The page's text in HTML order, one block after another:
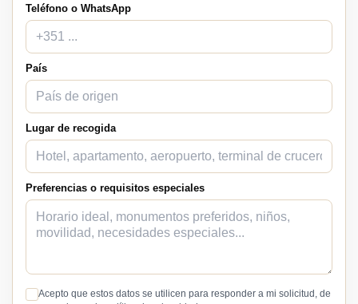
Teléfono o WhatsApp
País
Lugar de recogida
Preferencias o requisitos especiales
Acepto que estos datos se utilicen para responder a mi solicitud, de